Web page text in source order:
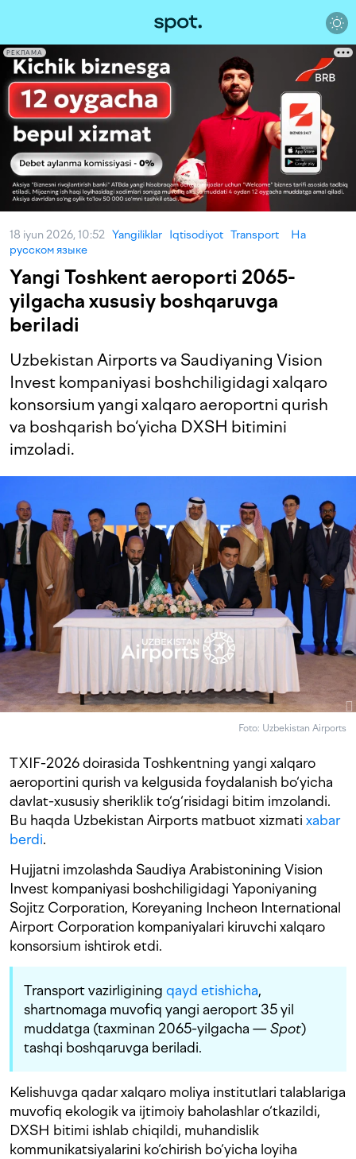
РЕКЛАМА
18 iyun 2026, 10:52 Yangiliklar Iqtisodiyot Transport
На
русском языке
Yangi Toshkent aeroporti 2065-
yilgacha xususiy boshqaruvga
beriladi
Uzbekistan Airports va Saudiyaning Vision
Invest kompaniyasi boshchiligidagi xalqaro
konsorsium yangi xalqaro aeroportni qurish
va boshqarish bo‘yicha DXSH bitimini
imzoladi.
Foto: Uzbekistan Airports
TXIF-2026 doirasida Toshkentning yangi xalqaro
aeroportini qurish va kelgusida foydalanish bo‘yicha
davlat-xususiy sheriklik to‘g‘risidagi bitim imzolandi.
Bu haqda Uzbekistan Airports matbuot xizmati xabar
berdi.
Hujjatni imzolashda Saudiya Arabistonining Vision
Invest kompaniyasi boshchiligidagi Yaponiyaning
Sojitz Corporation, Koreyaning Incheon International
Airport Corporation kompaniyalari kiruvchi xalqaro
konsorsium ishtirok etdi.
Transport vazirligining qayd etishicha,
shartnomaga muvofiq yangi aeroport 35 yil
muddatga (taxminan 2065-yilgacha —Spot)
tashqi boshqaruvga beriladi.
Kelishuvga qadar xalqaro moliya institutlari talablariga
muvofiq ekologik va ijtimoiy baholashlar o‘tkazildi,
DXSH bitimi ishlab chiqildi, muhandislik
kommunikatsiyalarini ko‘chirish bo‘yicha loyiha